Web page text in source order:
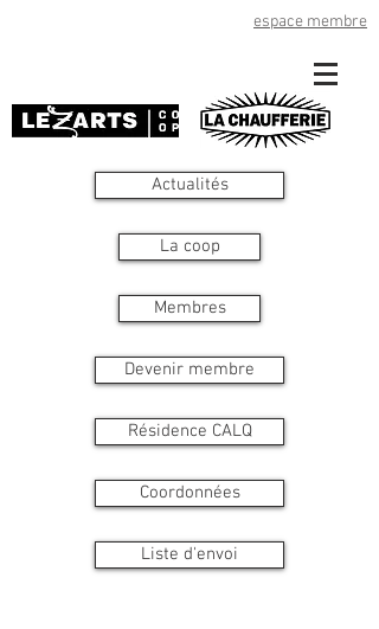
espace membre
Actualités
La coop
Membres
Devenir membre
Résidence CALQ
Coordonnées
Liste d'envoi